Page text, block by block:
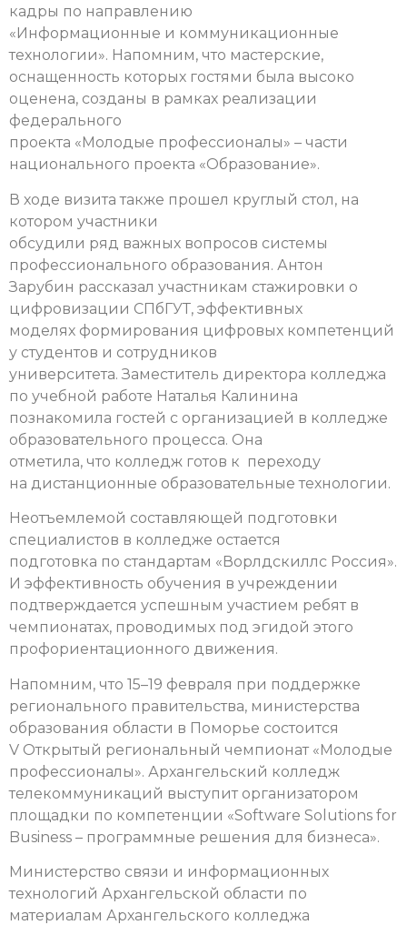
кадры по направлению
«Информационные и коммуникационные
технологии». Напомним, что мастерские,
оснащенность которых гостями была высоко
оценена, созданы в рамках реализации
федерального
проекта «Молодые профессионалы» – части
национального проекта «Образование».
В ходе визита также прошел круглый стол, на
котором участники
обсудили ряд важных вопросов системы
профессионального образования. Антон
Зарубин рассказал участникам стажировки о
цифровизации СПбГУТ, эффективных
моделях формирования цифровых компетенций
у студентов и сотрудников
университета. Заместитель директора колледжа
по учебной работе Наталья Калинина
познакомила гостей с организацией в колледже
образовательного процесса. Она
отметила, что колледж готов к переходу
на дистанционные образовательные технологии.
Неотъемлемой составляющей подготовки
специалистов в колледже остается
подготовка по стандартам «Ворлдскиллс Россия».
И эффективность обучения в учреждении
подтверждается успешным участием ребят в
чемпионатах, проводимых под эгидой этого
профориентационного движения.
Напомним, что 15–19 февраля при поддержке
регионального правительства, министерства
образования области в Поморье состоится
V Открытый региональный чемпионат «Молодые
профессионалы». Архангельский колледж
телекоммуникаций выступит организатором
площадки по компетенции «Software Solutions for
Business – программные решения для бизнеса».
Министерство связи и информационных
технологий Архангельской области по
материалам Архангельского колледжа